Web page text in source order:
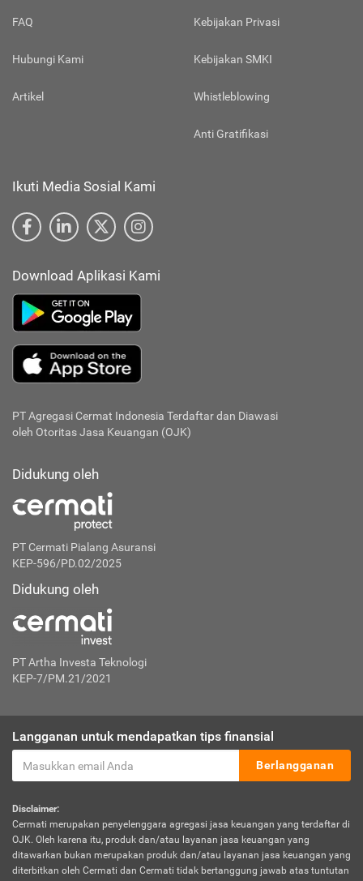
FAQ
Hubungi Kami
Artikel
Kebijakan Privasi
Kebijakan SMKI
Whistleblowing
Anti Gratifikasi
Ikuti Media Sosial Kami
Download Aplikasi Kami
PT Agregasi Cermat Indonesia Terdaftar dan Diawasi
oleh Otoritas Jasa Keuangan (OJK)
Didukung oleh
PT Cermati Pialang Asuransi
KEP-596/PD.02/2025
Didukung oleh
PT Artha Investa Teknologi
KEP-7/PM.21/2021
Langganan untuk mendapatkan tips finansial
Berlangganan
Disclaimer:
Cermati merupakan penyelenggara agregasi jasa keuangan yang terdaftar di
OJK. Oleh karena itu, produk dan/atau layanan jasa keuangan yang
ditawarkan bukan merupakan produk dan/atau layanan jasa keuangan yang
diterbitkan oleh Cermati dan Cermati tidak bertanggung jawab atas tuntutan